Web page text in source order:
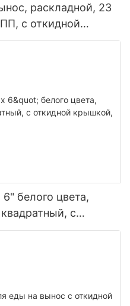
раскладной, 23
с откидной
белого цвета,
с
для бургеров EP-